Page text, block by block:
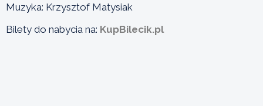
Muzyka: Krzysztof Matysiak
Bilety do nabycia na: KupBilecik.pl